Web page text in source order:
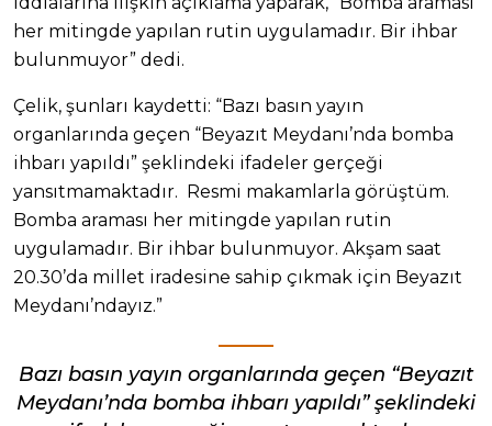
her mitingde yapılan rutin uygulamadır. Bir ihbar
bulunmuyor” dedi.
Çelik, şunları kaydetti: “Bazı basın yayın
organlarında geçen “Beyazıt Meydanı’nda bomba
ihbarı yapıldı” şeklindeki ifadeler gerçeği
yansıtmamaktadır. Resmi makamlarla görüştüm.
Bomba araması her mitingde yapılan rutin
uygulamadır. Bir ihbar bulunmuyor. Akşam saat
20.30’da millet iradesine sahip çıkmak için Beyazıt
Meydanı’ndayız.”
Bazı basın yayın organlarında geçen “Beyazıt
Meydanı’nda bomba ihbarı yapıldı” şeklindeki